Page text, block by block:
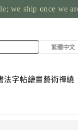
we ship once we
法字帖繪畫藝術禪繞